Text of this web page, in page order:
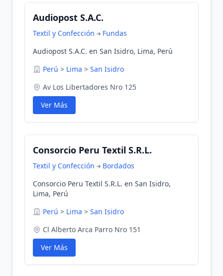
Audiopost S.A.C.
Textil y Confección
Fundas
Audiopost S.A.C. en San Isidro, Lima, Perú
Perú > Lima > San Isidro
Av Los Libertadores Nro 125
Ver Más
Consorcio Peru Textil S.R.L.
Textil y Confección
Bordados
Consorcio Peru Textil S.R.L. en San Isidro,
Lima, Perú
Perú > Lima > San Isidro
Cl Alberto Arca Parro Nro 151
Ver Más